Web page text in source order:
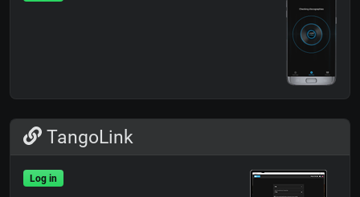
TangoLink
Log in